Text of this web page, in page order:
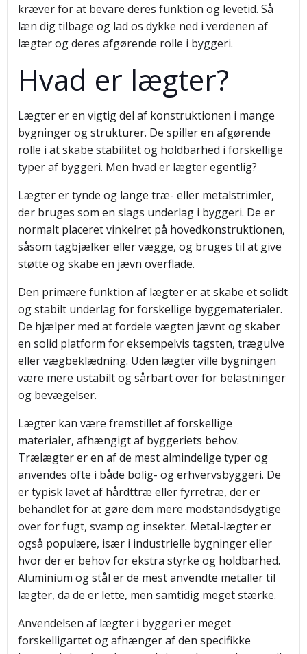
kræver for at bevare deres funktion og levetid. Så
læn dig tilbage og lad os dykke ned i verdenen af
lægter og deres afgørende rolle i byggeri.
Hvad er lægter?
Lægter er en vigtig del af konstruktionen i mange
bygninger og strukturer. De spiller en afgørende
rolle i at skabe stabilitet og holdbarhed i forskellige
typer af byggeri. Men hvad er lægter egentlig?
Lægter er tynde og lange træ- eller metalstrimler,
der bruges som en slags underlag i byggeri. De er
normalt placeret vinkelret på hovedkonstruktionen,
såsom tagbjælker eller vægge, og bruges til at give
støtte og skabe en jævn overflade.
Den primære funktion af lægter er at skabe et solidt
og stabilt underlag for forskellige byggematerialer.
De hjælper med at fordele vægten jævnt og skaber
en solid platform for eksempelvis tagsten, trægulve
eller vægbeklædning. Uden lægter ville bygningen
være mere ustabilt og sårbart over for belastninger
og bevægelser.
Lægter kan være fremstillet af forskellige
materialer, afhængigt af byggeriets behov.
Trælægter er en af de mest almindelige typer og
anvendes ofte i både bolig- og erhvervsbyggeri. De
er typisk lavet af hårdttræ eller fyrretræ, der er
behandlet for at gøre dem mere modstandsdygtige
over for fugt, svamp og insekter. Metal-lægter er
også populære, især i industrielle bygninger eller
hvor der er behov for ekstra styrke og holdbarhed.
Aluminium og stål er de mest anvendte metaller til
lægter, da de er lette, men samtidig meget stærke.
Anvendelsen af lægter i byggeri er meget
forskelligartet og afhænger af den specifikke